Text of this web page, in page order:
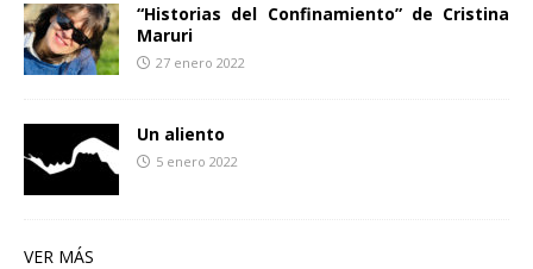
“Historias del Confinamiento” de Cristina
Maruri
27 enero 2022
Un aliento
5 enero 2022
VER MÁS